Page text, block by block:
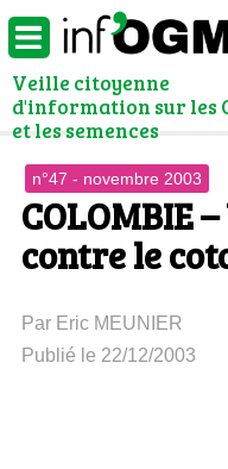
Veille citoyenne
d'information sur les
et les semences
n°47 - novembre 2003
COLOMBIE
contre le
Par Eric MEUNIER
Publié le 22/12/2003